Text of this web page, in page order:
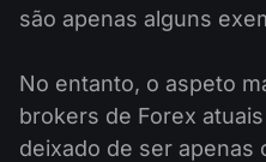
são apenas alguns
No entanto, o aspeto
brokers de Forex
deixado de ser apenas